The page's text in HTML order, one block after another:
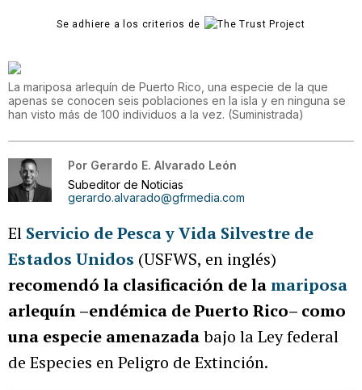
Se adhiere a los criterios de
La mariposa arlequín de Puerto Rico, una especie de la que
apenas se conocen seis poblaciones en la isla y en ninguna se
han visto más de 100 individuos a la vez. (Suministrada)
Por Gerardo E. Alvarado León
Subeditor de Noticias
gerardo.alvarado@gfrmedia.com
El Servicio de Pesca y Vida Silvestre de
Estados Unidos (USFWS, en inglés)
recomendó la clasificación de lamariposa
arlequín –endémica de Puerto Rico– como
una especie amenazadabajo la Ley federal
de Especies en Peligro de Extinción.